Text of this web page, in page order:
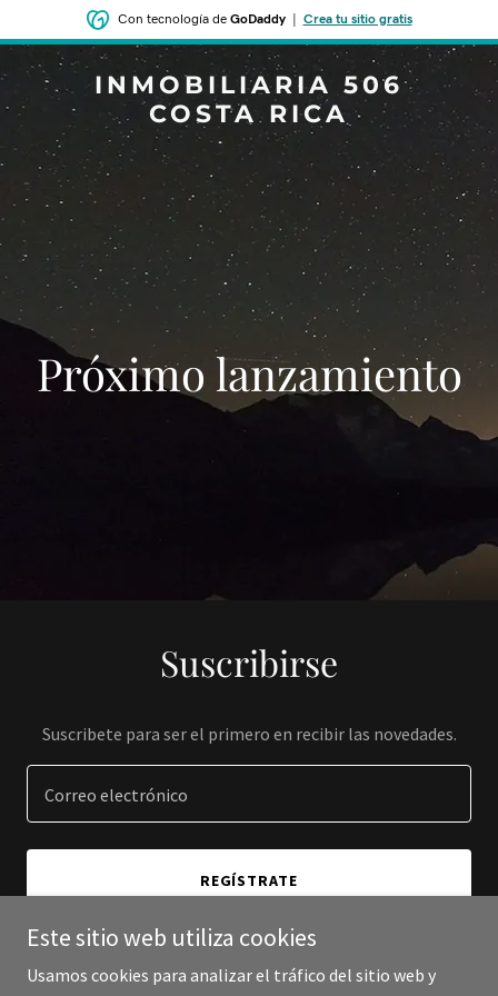
Con tecnología de GoDaddy| Crea tu sitio gratis
INMOBILIARIA 506
COSTA RICA
‌‌Próximo lanzamiento
Suscribirse
Suscribete para ser el primero en recibir las novedades.
Correo electrónico
REGÍSTRATE
Este sitio web utiliza cookies
Usamos cookies para analizar el tráfico del sitio web y